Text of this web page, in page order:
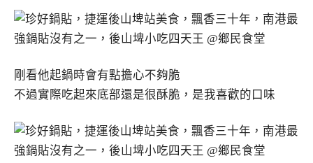
剛看他起鍋時會有點擔心不夠脆
不過實際吃起來底部還是很酥脆，是我喜歡的口味